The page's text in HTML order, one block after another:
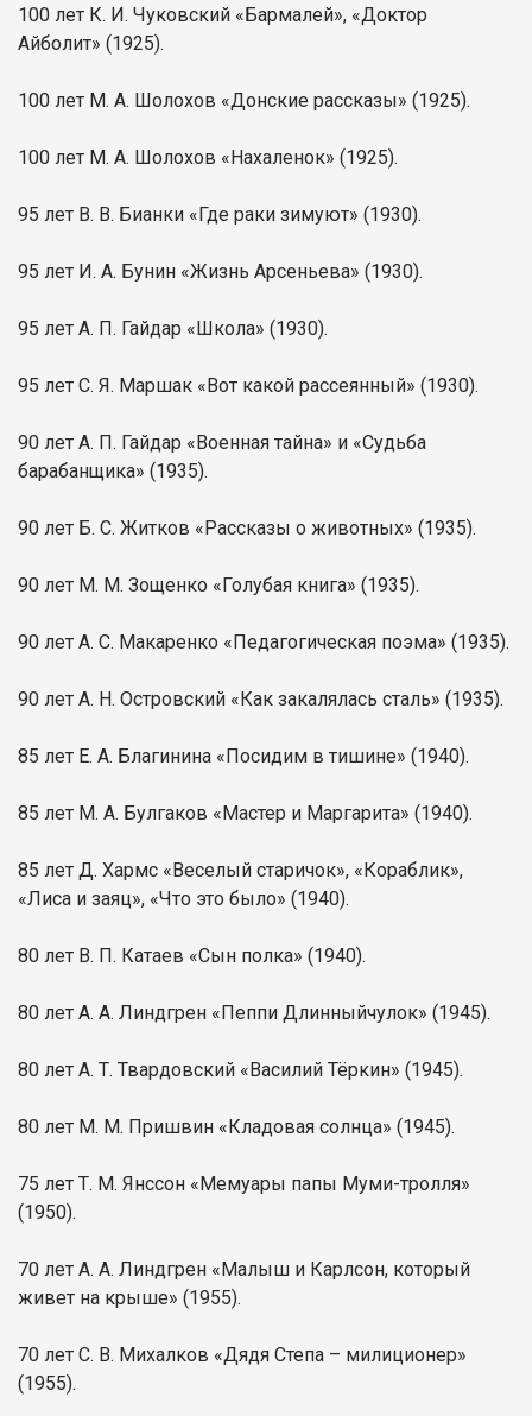
100 лет К. И. Чуковский «Бармалей», «Доктор
Айболит» (1925).
100 лет М. А. Шолохов «Донские рассказы» (1925).
100 лет М. А. Шолохов «Нахаленок» (1925).
95 лет В. В. Бианки «Где раки зимуют» (1930).
95 лет И. А. Бунин «Жизнь Арсеньева» (1930).
95 лет А. П. Гайдар «Школа» (1930).
95 лет С. Я. Маршак «Вот какой рассеянный» (1930).
90 лет А. П. Гайдар «Военная тайна» и «Судьба
барабанщика» (1935).
90 лет Б. С. Житков «Рассказы о животных» (1935).
90 лет М. М. Зощенко «Голубая книга» (1935).
90 лет А. С. Макаренко «Педагогическая поэма» (1935).
90 лет А. Н. Островский «Как закалялась сталь» (1935).
85 лет Е. А. Благинина «Посидим в тишине» (1940).
85 лет М. А. Булгаков «Мастер и Маргарита» (1940).
85 лет Д. Хармс «Веселый старичок», «Кораблик»,
«Лиса и заяц», «Что это было» (1940).
80 лет В. П. Катаев «Сын полка» (1940).
80 лет А. А. Линдгрен «Пеппи Длинныйчулок» (1945).
80 лет А. Т. Твардовский «Василий Тёркин» (1945).
80 лет М. М. Пришвин «Кладовая солнца» (1945).
75 лет Т. М. Янссон «Мемуары папы Муми-тролля»
(1950).
70 лет А. А. Линдгрен «Малыш и Карлсон, который
живет на крыше» (1955).
70 лет С. В. Михалков «Дядя Степа – милиционер»
(1955).